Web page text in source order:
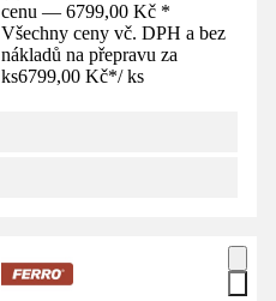
cenu — 6799,00 Kč *
Všechny ceny vč. DPH a bez
nákladů na přepravu za
ks6799,00 Kč*/ ks